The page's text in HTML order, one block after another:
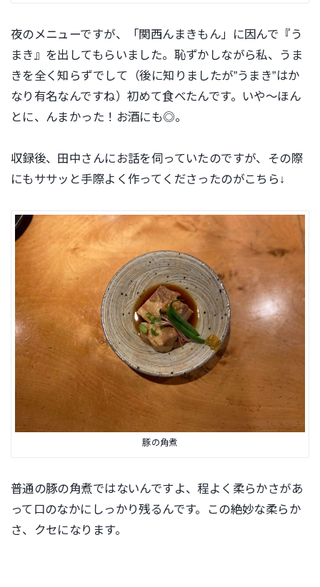
夜のメニューですが、「関西んまきもん」に因んで『う
まき』を出してもらいました。恥ずかしながら私、うま
きを全く知らずでして（後に知りましたが”うまき”はか
なり有名なんですね）初めて食べたんです。いや～ほん
とに、んまかった！お酒にも◎。
収録後、田中さんにお話を伺っていたのですが、その際
にもササッと手際よく作ってくださったのがこちら↓
豚の角煮
普通の豚の角煮ではないんですよ、程よく柔らかさがあ
って口のなかにしっかり残るんです。この絶妙な柔らか
さ、クセになります。